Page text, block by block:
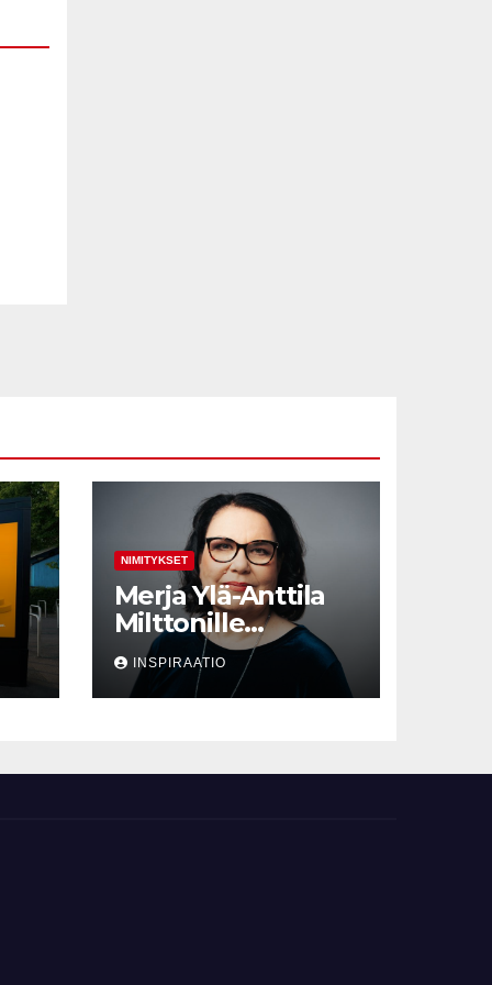
NIMITYKSET
Merja Ylä-Anttila
Milttonille
vanhemmaksi
neuvonantajaksi
INSPIRAATIO